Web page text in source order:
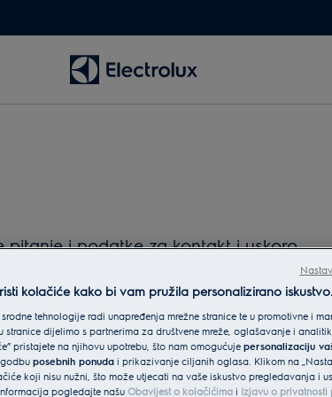
pitanje i podatke za kontakt i uskoro
kolačiće kako bi vam pružila personalizirano iskustvo.
tehnologije radi unapređenja mrežne stranice te u promotivne i
stranice dijelimo s partnerima za društvene mreže, oglašavanje i
pristajete na njihovu upotrebu, što nam omogućuje personalizaciju
posebnih ponuda i prikazivanje ciljanih oglasa. Klikom na
koji nisu nužni, što može utjecati na vaše iskustvo pregledavanja i
pogledajte našu Obavijest o kolačićima i Izjavu o privatnosti